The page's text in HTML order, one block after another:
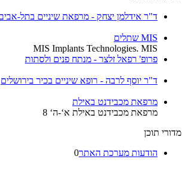
ד"ר אידלמן יצחק - מרפאת שיניים בתל-אביב
MIS שתלים
MIS Implants Technologies. MIS
פרופ' רפאל זלצר - מנתח פנים ולסתות
ד"ר יוסף לרבה - רופא שיניים בכיר בירושלים
מרפאת מכבידנט באילת
מרפאת מכבידנט באילת א‘-ה‘ 8
מדורי תוכן
הודעות מערכת האתר0